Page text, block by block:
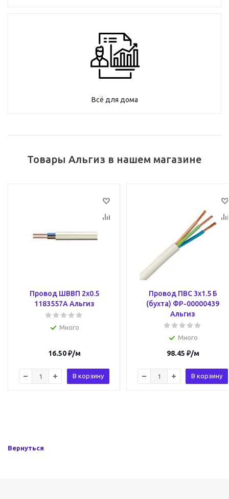
Всё для дома
Товары Альгиз в нашем магазине
Провод ШВВП 2х0.5
1183557А Альгиз
Много
16.50₽/м
В корзину
Провод ПВС 3х1.5 Б
(бухта) ФР-00000439
Альгиз
Много
98.45 ₽/м
В корзину
Вернуться